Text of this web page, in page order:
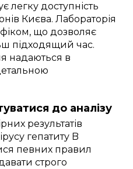
легку доступність
Києва. Лабораторія
що дозволяє
підходящий час.
надаються в
до аналізу
результатів
гепатиту B
певних правил
строго